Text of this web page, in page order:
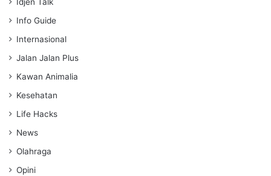
Idjen Talk
Info Guide
Internasional
Jalan Jalan Plus
Kawan Animalia
Kesehatan
Life Hacks
News
Olahraga
Opini